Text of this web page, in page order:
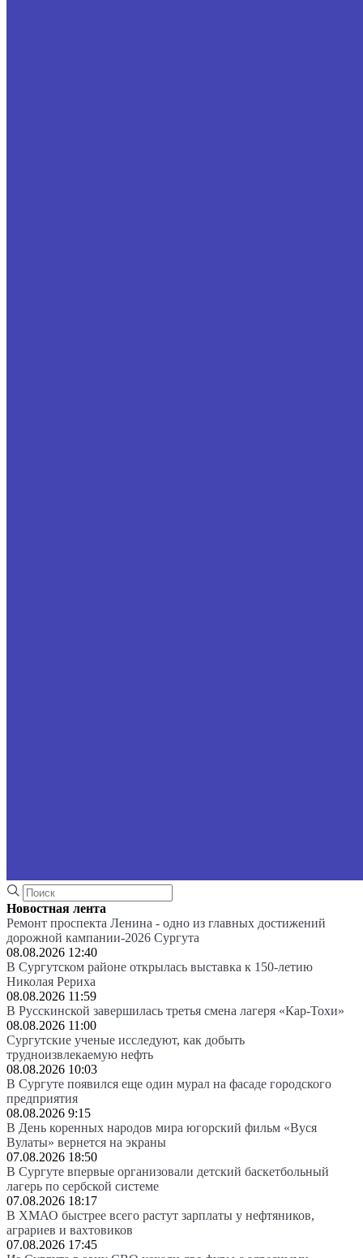
Новостная лента
Ремонт проспекта Ленина - одно из главных достижений
дорожной кампании-2026 Сургута
08.08.2026 12:40
В Сургутском районе открылась выставка к 150-летию
Николая Рериха
08.08.2026 11:59
В Русскинской завершилась третья смена лагеря «Кар-Тохи»
08.08.2026 11:00
Сургутские ученые исследуют, как добыть
трудноизвлекаемую нефть
08.08.2026 10:03
В Сургуте появился еще один мурал на фасаде городского
предприятия
08.08.2026 9:15
В День коренных народов мира югорский фильм «Вуся
Вулаты» вернется на экраны
07.08.2026 18:50
В Сургуте впервые организовали детский баскетбольный
лагерь по сербской системе
07.08.2026 18:17
В ХМАО быстрее всего растут зарплаты у нефтяников,
аграриев и вахтовиков
07.08.2026 17:45